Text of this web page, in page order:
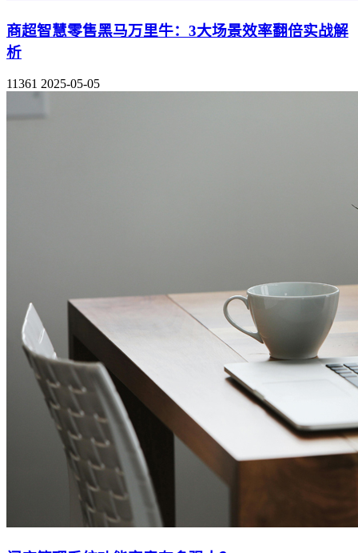
商超智慧零售黑马万里牛：3大场景效率翻倍实战解
析
11361 2025-05-05